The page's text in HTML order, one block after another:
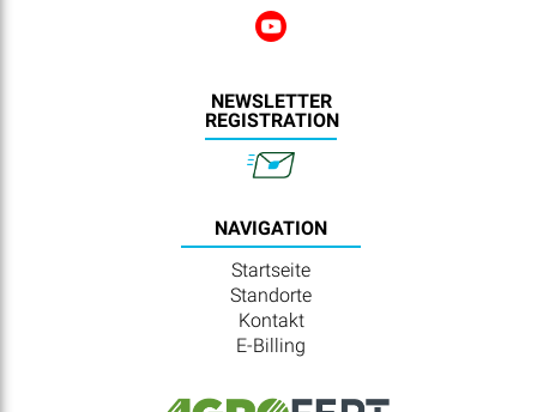
NEWSLETTER
REGISTRATION
NAVIGATION
Startseite
Standorte
Kontakt
E-Billing